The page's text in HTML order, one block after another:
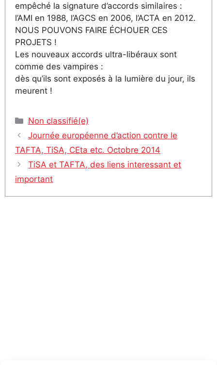
empêché la signature d’accords similaires :
l’AMI en 1988, l’AGCS en 2006, l’ACTA en 2012.
NOUS POUVONS FAIRE ÉCHOUER CES
PROJETS !
Les nouveaux accords ultra-libéraux sont
comme des vampires :
dès qu’ils sont exposés à la lumière du jour, ils
meurent !
Catégories
Non classifié(e)
Journée européenne d’action contre le
TAFTA, TiSA, CEta etc. Octobre 2014
TiSA et TAFTA, des liens interessant et
important